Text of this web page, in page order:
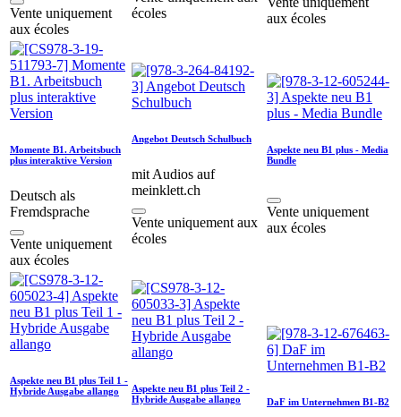
Vente uniquement
aux écoles
écoles
aux écoles
Momente B1. Arbeitsbuch
plus interaktive Version
Deutsch als
Fremdsprache
Vente uniquement
aux écoles
Angebot Deutsch Schulbuch
mit Audios auf
meinklett.ch
Vente uniquement aux
écoles
Aspekte neu B1 plus - Media
Bundle
Vente uniquement
aux écoles
Aspekte neu B1 plus Teil 1 -
Hybride Ausgabe allango
Aspekte neu B1 plus Teil 2 -
Hybride Ausgabe allango
DaF im Unternehmen B1-B2